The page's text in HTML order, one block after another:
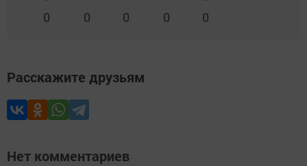
0 0 0 0 0
Расскажите друзьям
Нет комментариев